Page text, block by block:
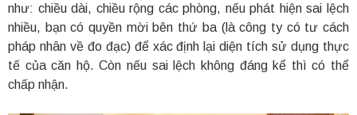
như: chiều dài, chiều rộng các phòng, nếu phát hiện sai lệch
nhiều, bạn có quyền mời bên thứ ba (là công ty có tư cách
pháp nhân về đo đạc) để xác định lại diện tích sử dụng thực
tế của căn hộ. Còn nếu sai lệch không đáng kể thì có thể
chấp nhận.